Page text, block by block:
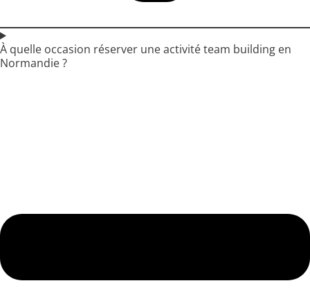
À quelle occasion réserver une activité team building en
Normandie ?